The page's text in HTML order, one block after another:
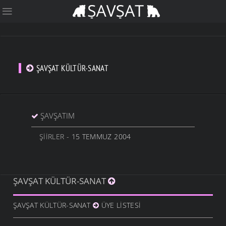
ŞAVŞAT KÜLTÜR-SANAT
ŞAVŞATIM
ŞIIRLER - 15 TEMMUZ 2004
ŞAVŞAT KÜLTÜR-SANAT
ŞAVŞAT KÜLTÜR-SANAT ÜYE LISTESI